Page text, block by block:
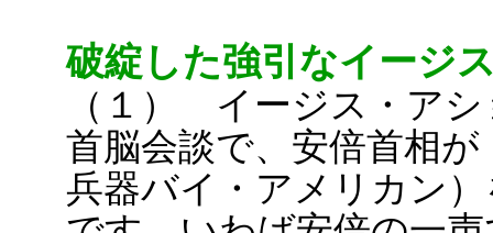
破綻した強引なイージ
（１） イージス・アシ
首脳会談で、安倍首相
兵器バイ・アメリカン